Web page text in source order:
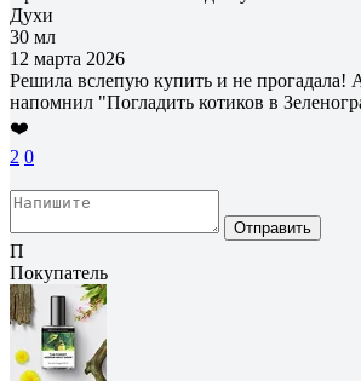
Духи
30 мл
12 марта 2026
Решила вслепую купить и не прогадала!
напомнил "Погладить котиков в
❤️
2 0
Отправить
П
Покупатель